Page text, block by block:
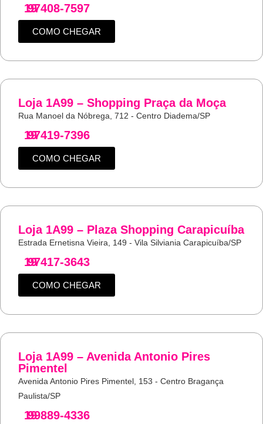
19
97408-7597
COMO CHEGAR
Loja 1A99 – Shopping Praça da Moça
Rua Manoel da Nóbrega, 712 - Centro Diadema/SP
19
97419-7396
COMO CHEGAR
Loja 1A99 – Plaza Shopping Carapicuíba
Estrada Ernetisna Vieira, 149 - Vila Silviania Carapicuíba/SP
19
97417-3643
COMO CHEGAR
Loja 1A99 – Avenida Antonio Pires
Pimentel
Avenida Antonio Pires Pimentel, 153 - Centro Bragança
Paulista/SP
19
99889-4336